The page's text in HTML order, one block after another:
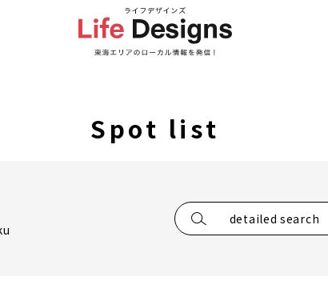
Spot list
detailed search